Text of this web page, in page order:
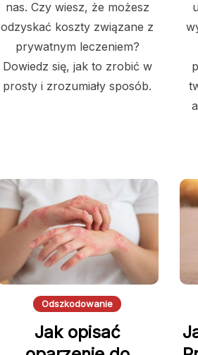
nas. Czy wiesz, że możesz
odzyskać koszty związane z
prywatnym leczeniem?
Dowiedz się, jak to zrobić w
prosty i zrozumiały sposób.
Odszkodowanie
Jak opisać